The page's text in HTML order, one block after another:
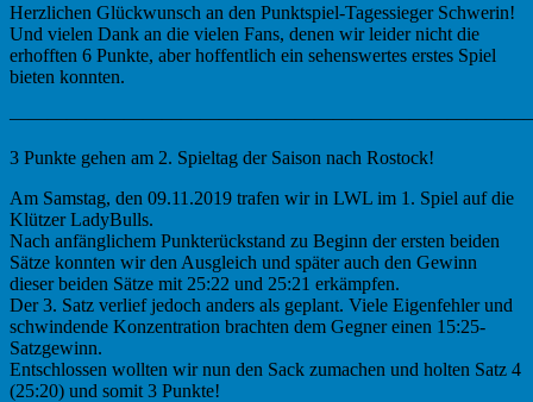
Herzlichen Glückwunsch an den Punktspiel-Tagessieger Schwerin!
Und vielen Dank an die vielen Fans, denen wir leider nicht die
erhofften 6 Punkte, aber hoffentlich ein sehenswertes erstes Spiel
bieten konnten.
3 Punkte gehen am 2. Spieltag der Saison nach Rostock!
Am Samstag, den 09.11.2019 trafen wir in LWL im 1. Spiel auf die
Klützer LadyBulls.
Nach anfänglichem Punkterückstand zu Beginn der ersten beiden
Sätze konnten wir den Ausgleich und später auch den Gewinn
dieser beiden Sätze mit 25:22 und 25:21 erkämpfen.
Der 3. Satz verlief jedoch anders als geplant. Viele Eigenfehler und
schwindende Konzentration brachten dem Gegner einen 15:25-
Satzgewinn.
Entschlossen wollten wir nun den Sack zumachen und holten Satz 4
(25:20) und somit 3 Punkte!